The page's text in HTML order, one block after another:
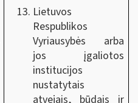
Lietuvos
Respublikos
Vyriausybės arba
jos įgaliotos
institucijos
nustatytais
atvejais, būdais ir